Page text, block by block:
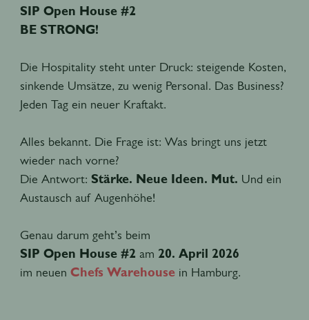
SIP Open House #2
BE STRONG!
Die Hospitality steht unter Druck: steigende Kosten,
sinkende Umsätze, zu wenig Personal. Das Business?
Jeden Tag ein neuer Kraftakt.
Alles bekannt. Die Frage ist: Was bringt uns jetzt
wieder nach vorne?
Die Antwort: Stärke. Neue Ideen. Mut. Und ein
Austausch auf Augenhöhe!
Genau darum geht’s beim
SIP Open House #2 am 20. April 2026
im neuen Chefs Warehousein Hamburg.